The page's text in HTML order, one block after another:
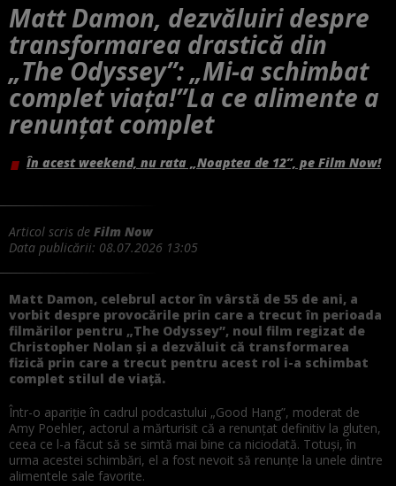
Matt Damon, dezvăluiri despre
transformarea drastică din
„The Odyssey”: „Mi-a schimbat
complet viața!”La ce alimente a
renunțat complet
În acest weekend, nu rata „Noaptea de 12”, pe Film Now!
Articol scris de Film Now
Data publicării: 08.07.2026 13:05
Matt Damon, celebrul actor în vârstă de 55 de ani, a
vorbit despre provocările prin care a trecut în perioada
filmărilor pentru „The Odyssey”, noul film regizat de
Christopher Nolan și a dezvăluit că transformarea
fizică prin care a trecut pentru acest rol i-a schimbat
complet stilul de viață.
Într-o apariție în cadrul podcastului „Good Hang”, moderat de
Amy Poehler, actorul a mărturisit că a renunțat definitiv la gluten,
ceea ce l-a făcut să se simtă mai bine ca niciodată. Totuși, în
urma acestei schimbări, el a fost nevoit să renunțe la unele dintre
alimentele sale favorite.